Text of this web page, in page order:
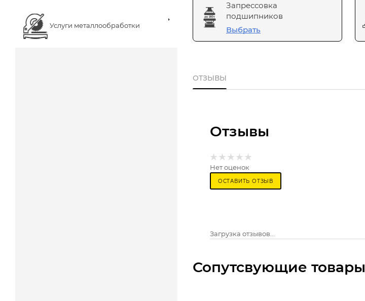
Услуги металлообработки
Запрессовка
подшипников
Выбрать
ОТЗЫВЫ
Отзывы
Нет оценок
ОСТАВИТЬ ОТЗЫВ
Загрузка отзывов...
Сопутсвующие товары